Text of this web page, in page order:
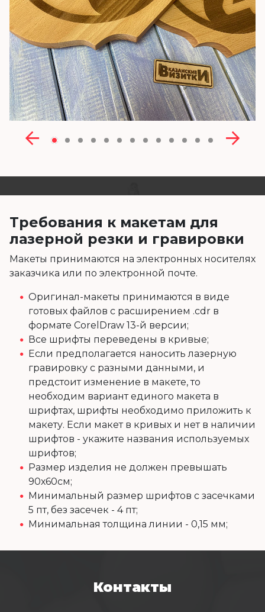
Требования к макетам для
лазерной резки и гравировки
Макеты принимаются на электронных носителях
заказчика или по электронной почте.
Оригинал-макеты принимаются в виде
готовых файлов с расширением .cdr в
формате CorelDraw 13-й версии;
Все шрифты переведены в кривые;
Если предполагается наносить лазерную
гравировку с разными данными, и
предстоит изменение в макете, то
необходим вариант единого макета в
шрифтах, шрифты необходимо приложить к
макету. Если макет в кривых и нет в наличии
шрифтов - укажите названия используемых
шрифтов;
Размер изделия не должен превышать
90х60см;
Минимальный размер шрифтов с засечками
5 пт, без засечек - 4 пт;
Минимальная толщина линии - 0,15 мм;
Контакты